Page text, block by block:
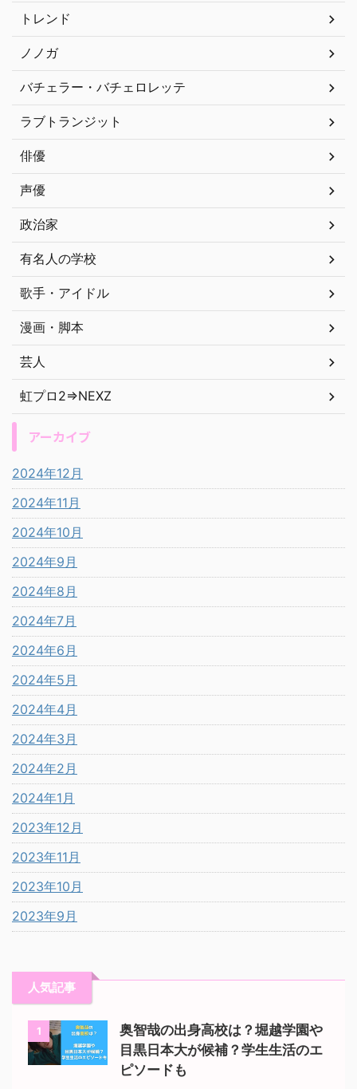
トレンド
ノノガ
バチェラー・バチェロレッテ
ラブトランジット
俳優
声優
政治家
有名人の学校
歌手・アイドル
漫画・脚本
芸人
虹プロ2⇒NEXZ
アーカイブ
2024年12月
2024年11月
2024年10月
2024年9月
2024年8月
2024年7月
2024年6月
2024年5月
2024年4月
2024年3月
2024年2月
2024年1月
2023年12月
2023年11月
2023年10月
2023年9月
人気記事
1
奥智哉の出身高校は？堀越学園や
目黒日本大が候補？学生生活のエ
ピソードも